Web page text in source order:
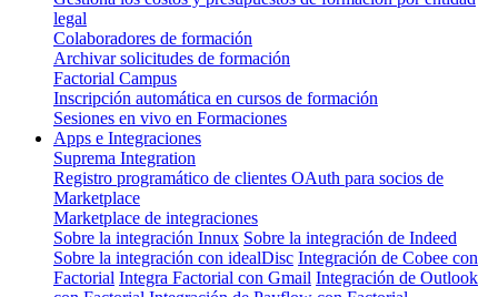
legal
Colaboradores de formación
Archivar solicitudes de formación
Factorial Campus
Inscripción automática en cursos de formación
Sesiones en vivo en Formaciones
Apps e Integraciones
Suprema Integration
Registro programático de clientes OAuth para socios de
Marketplace
Marketplace de integraciones
Sobre la integración Innux Sobre la integración de Indeed
Sobre la integración con idealDisc Integración de Cobee con
Factorial Integra Factorial con Gmail Integración de Outlook